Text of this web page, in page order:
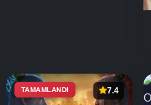
TAMAMLANDI 7.4